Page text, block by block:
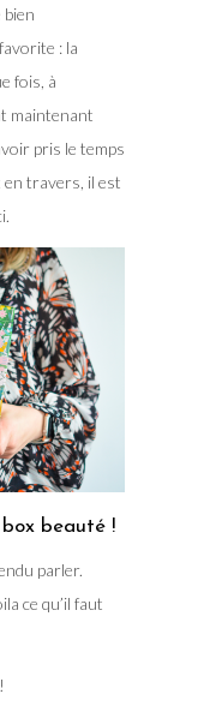
bien
: la
fois, à
maintenant
pris le temps
en travers, il est
beauté !
parler.
ce qu’il faut